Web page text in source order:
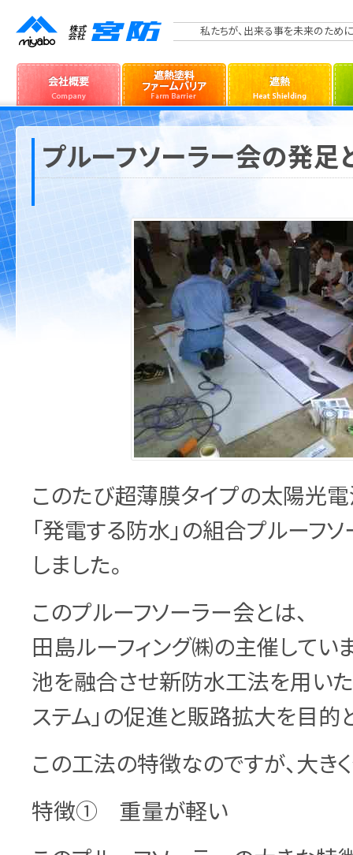
私たちが、出来る事を未来のために
プルーフソーラー会の発足
このたび超薄膜タイプの太陽光
「発電する防水」の組合プルーフ
しました。
このプルーフソーラー会とは、
田島ルーフィング㈱の主催してい
池を融合させ新防水工法を用いた
ステム」の促進と販路拡大を目的
この工法の特徴なのですが、大き
特徴① 重量が軽い